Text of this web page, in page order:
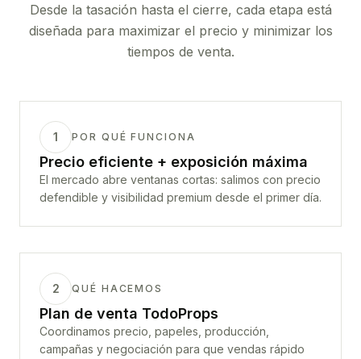
Desde la tasación hasta el cierre, cada etapa está
diseñada para maximizar el precio y minimizar los
tiempos de venta.
1 POR QUÉ FUNCIONA
Precio eficiente + exposición máxima
El mercado abre ventanas cortas: salimos con precio
defendible y visibilidad premium desde el primer día.
2 QUÉ HACEMOS
Plan de venta TodoProps
Coordinamos precio, papeles, producción,
campañas y negociación para que vendas rápido